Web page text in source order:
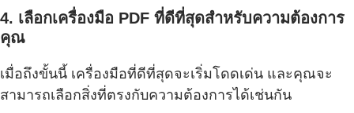
4. เลือกเครื่องมือ PDF ที่ดีที่สุดสำหรับความต้องการ
คุณ
เมื่อถึงขั้นนี้ เครื่องมือที่ดีที่สุดจะเริ่มโดดเด่น และคุณจะ
สามารถเลือกสิ่งที่ตรงกับความต้องการได้เช่นกัน